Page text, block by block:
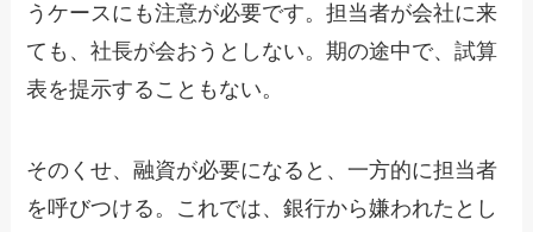
うケースにも注意が必要です。担当者が会社に来
ても、社長が会おうとしない。期の途中で、試算
表を提示することもない。
そのくせ、融資が必要になると、一方的に担当者
を呼びつける。これでは、銀行から嫌われたとし